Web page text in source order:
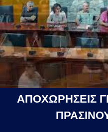
ΑΠΟΧΩΡΗΣΕΙΣ